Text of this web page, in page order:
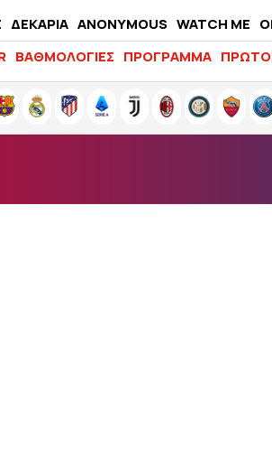
ΔΕΚΑΡΙΑ ANONYMOUS WATCH ME
LIFEWITNESS
ΒΑΘΜΟΛΟΓΙΕΣ ΠΡΟΓΡΑΜΜΑ